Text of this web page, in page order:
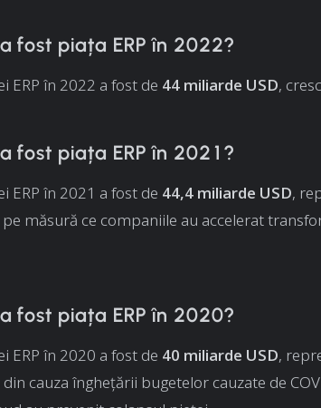
fost piața ERP în 2022?
ERP în 2022 a fost de 44 miliarde USD,
fost piața ERP în 2021?
ERP în 2021 a fost de 44,4 miliarde USD,
pe măsură ce companiile au accelerat
fost piața ERP în 2020?
ERP în 2020 a fost de 40 miliarde USD,
din cauza înghețării bugetelor cauzate de